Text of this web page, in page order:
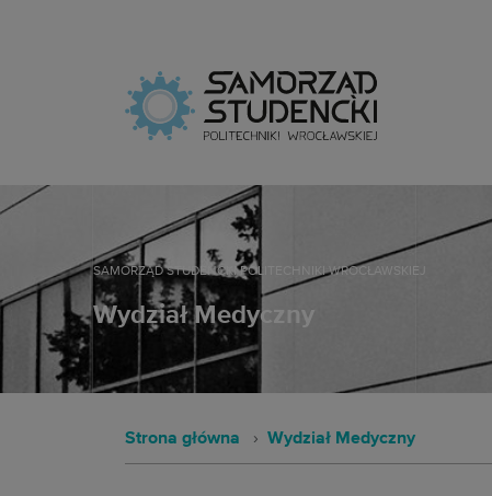
SAMORZĄD STUDENCKI POLITECHNIKI WROCŁAWSKIEJ
Wydział Medyczny
Strona główna Wydział Medyczny